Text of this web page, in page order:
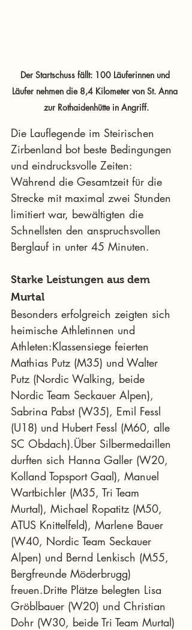
Der Startschuss fällt: 100 Läuferinnen und
Läufer nehmen die 8,4 Kilometer von St. Anna
zur Rothaidenhütte in Angriff.
Die Lauflegende im Steirischen
Zirbenland bot beste Bedingungen
und eindrucksvolle Zeiten:
Während die Gesamtzeit für die
Strecke mit maximal zwei Stunden
limitiert war, bewältigten die
Schnellsten den anspruchsvollen
Berglauf in unter 45 Minuten.
Starke Leistungen aus dem
Murtal
Besonders erfolgreich zeigten sich
heimische Athletinnen und
Athleten:Klassensiege feierten
Mathias Putz (M35) und Walter
Putz (Nordic Walking, beide
Nordic Team Seckauer Alpen),
Sabrina Pabst (W35), Emil Fessl
(U18) und Hubert Fessl (M60, alle
SC Obdach).Über Silbermedaillen
durften sich Hanna Galler (W20,
Kolland Topsport Gaal), Manuel
Wartbichler (M35, Tri Team
Murtal), Michael Ropatitz (M50,
ATUS Knittelfeld), Marlene Bauer
(W40, Nordic Team Seckauer
Alpen) und Bernd Lenkisch (M55,
Bergfreunde Möderbrugg)
freuen.Dritte Plätze belegten Lisa
Gröblbauer (W20) und Christian
Dohr (W30, beide Tri Team Murtal)